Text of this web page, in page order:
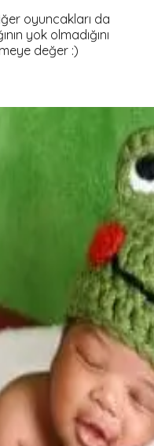
oyuncakları da
yok olmadığını
değer :)